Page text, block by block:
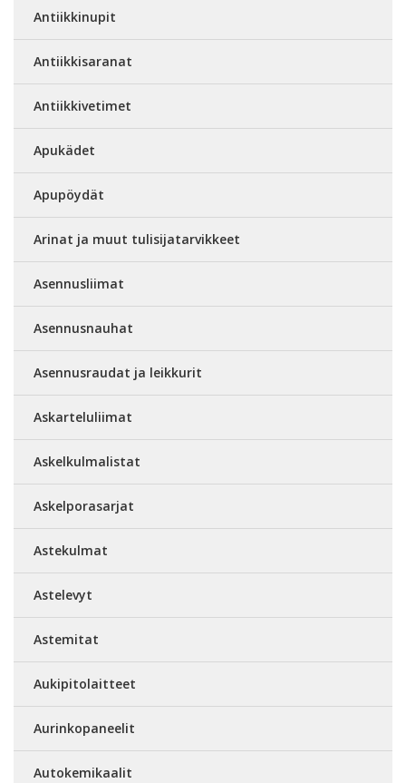
Antiikkinupit
Antiikkisaranat
Antiikkivetimet
Apukädet
Apupöydät
Arinat ja muut tulisijatarvikkeet
Asennusliimat
Asennusnauhat
Asennusraudat ja leikkurit
Askarteluliimat
Askelkulmalistat
Askelporasarjat
Astekulmat
Astelevyt
Astemitat
Aukipitolaitteet
Aurinkopaneelit
Autokemikaalit